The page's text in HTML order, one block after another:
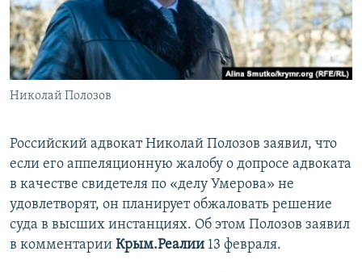
ПОБЕДИТЕЛЕЙ НЕ СУДЯТ?
КРЫМ.НЕПОКОРЕННЫЙ
ELIFBE
УКРАИНСКАЯ ПРОБЛЕМА КРЫМА
ПРИСОЕДИНЯЙТЕСЬ!
Николай Полозов
Российский адвокат Николай Полозов заявил, что
если его аппеляционную жалобу о допросе адвоката
в качестве свидетеля по «делу Умерова» не
удовлетворят, он планирует обжаловать решение
суда в высших инстанциях. Об этом Полозов заявил
в комментарии Крым.Реалии 13 февраля.